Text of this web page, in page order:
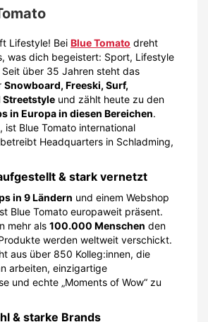
Lifestyle! Bei Blue Tomato dreht
was dich begeistert: Sport, Lifestyle
über 35 Jahren steht das
Snowboard, Freeski, Surf,
Streetstyle und zählt heute zu den
in Europa in diesen Bereichen.
ist Blue Tomato international
Headquarters in Schladming,
& stark vernetzt
in 9 Ländern und einem Webshop
Blue Tomato europaweit präsent.
mehr als 100.000 Menschen den
werden weltweit verschickt.
aus über 850 Kolleg:innen, die
arbeiten, einzigartige
und echte „Moments of Wow“ zu
& starke Brands